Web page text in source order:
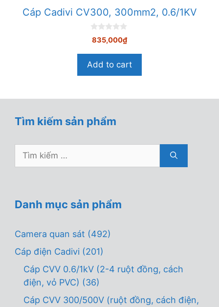
Cáp Cadivi CV300, 300mm2, 0.6/1KV
0
n
à
5
835,000₫
Add to cart
Tìm kiếm sản phẩm
Tìm
Danh mục sản phẩm
Camera quan sát (492)
Cáp điện Cadivi (201)
Cáp CVV 0.6/1kV (2-4 ruột đồng, cách
điện, vỏ PVC) (36)
Cáp CVV 300/500V (ruột đồng, cách điện,